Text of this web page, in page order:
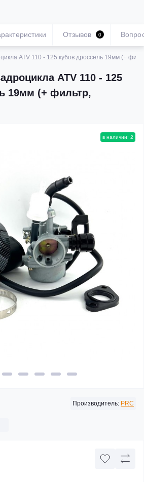
ATV 110 - 125 кубов дроссель 19мм (+
ATV 110 - 125
19мм (+ фильтр,
Отзывов 0
в наличии: 2
Производитель: PRC